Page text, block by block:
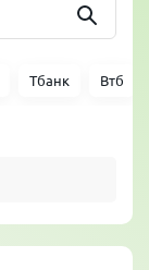
Тбанк Втб